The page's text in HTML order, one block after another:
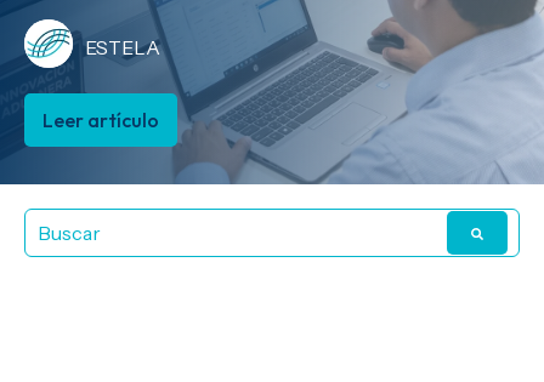
ESTELA
Leer artículo
ESTELA
Leer artículo